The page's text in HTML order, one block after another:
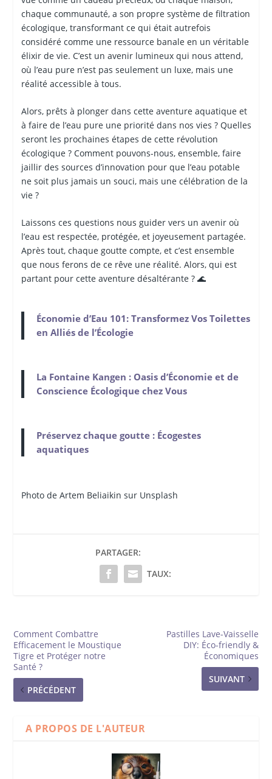
chaque communauté, a son propre système de filtration
écologique, transformant ce qui était autrefois
considéré comme une ressource banale en un véritable
élixir de vie. C’est un avenir lumineux qui nous attend,
où l’eau pure n’est pas seulement un luxe, mais une
réalité accessible à tous.
Alors, prêts à plonger dans cette aventure aquatique et
à faire de l’eau pure une priorité dans nos vies ? Quelles
seront les prochaines étapes de cette révolution
écologique ? Comment pouvons-nous, ensemble, faire
jaillir des sources d’innovation pour que l’eau potable
ne soit plus jamais un souci, mais une célébration de la
vie ?
Laissons ces questions nous guider vers un avenir où
l’eau est respectée, protégée, et joyeusement partagée.
Après tout, chaque goutte compte, et c’est ensemble
que nous ferons de ce rêve une réalité. Alors, qui est
partant pour cette aventure désaltérante ? 🌊
Économie d’Eau 101: Transformez Vos Toilettes
en Alliés de l’Écologie
La Fontaine Kangen : Oasis d’Économie et de
Conscience Écologique chez Vous
Préservez chaque goutte : Écogestes
aquatiques
Photo de Artem Beliaikin sur Unsplash
PARTAGER:
TAUX:
Comment Combattre
Efficacement le Moustique
Tigre et Protéger notre
Santé ?
PRÉCÉDENT
Pastilles Lave-Vaisselle
DIY: Éco-friendly &
Économiques
SUIVANT
A PROPOS DE L'AUTEUR